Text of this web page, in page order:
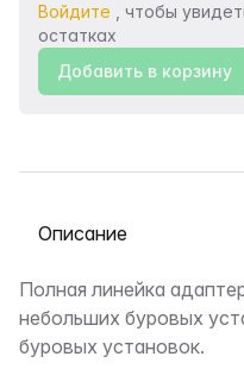
Войдите , чтобы
остатках
Добавить в корзину
Выберите вкладку
Описание
Полная линейка
небольших буровых
буровых установок.